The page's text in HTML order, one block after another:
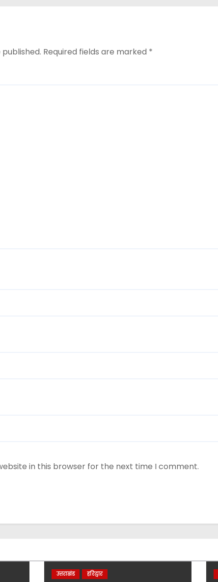
Required fields are marked *
in this browser for the next time I comment.
उत्तराखंड हरिद्वार